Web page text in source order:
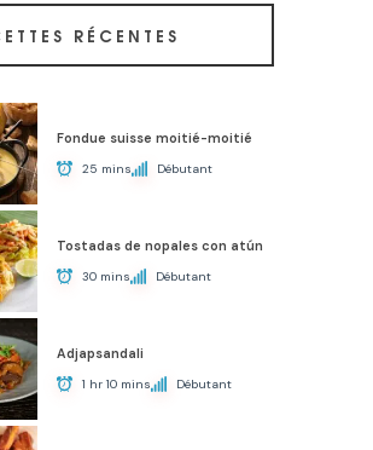
RÉCENTES
Fondue suisse moitié-moitié
25 mins Débutant
Tostadas de nopales con atún
30 mins Débutant
Adjapsandali
1 hr 10 mins Débutant